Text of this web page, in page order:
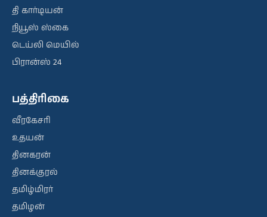
தி கார்டியன்
நியூஸ் ஸ்கை
டெய்லி மெயில்
பிரான்ஸ் 24
பத்திரிகை
வீரகேசரி
உதயன்
தினகரன்
தினக்குரல்
தமிழ்மிரர்
தமிழன்